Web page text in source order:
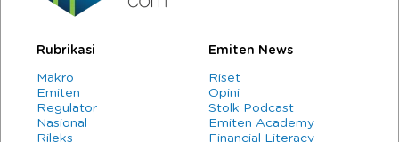
Rubrikasi
Makro
Emiten
Regulator
Nasional
Rileks
Emiten News
Riset
Opini
Stolk Podcast
Emiten Academy
Financial Literacy